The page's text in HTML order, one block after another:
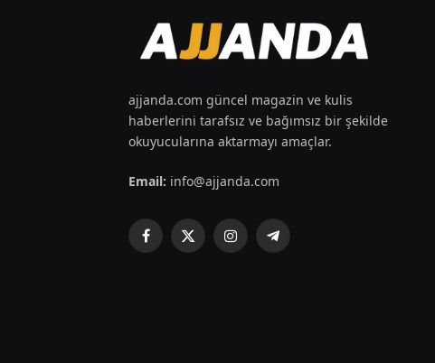
ajjanda.com güncel magazin ve kulis
haberlerini tarafsız ve bağımsız bir şekilde
okuyucularına aktarmayı amaçlar.
Email: info@ajjanda.com
Facebook
X
InstagramTelegram